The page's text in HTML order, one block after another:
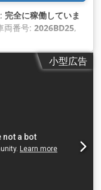
完全に稼働していま
両番号: 2026BD25,
mm, 出力:8 キロ
力電流の種類:エアコ
小型広告